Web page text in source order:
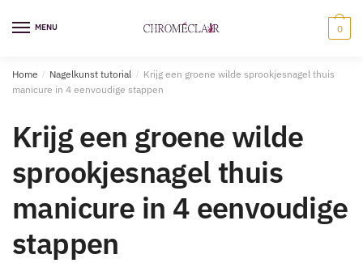
naar
naar
MENU 0
Home / Nagelkunst tutorial / Krijg een groene wilde sprookjesnagel thuis
manicure in 4 eenvoudige stappen
Krijg een groene wilde
sprookjesnagel thuis
manicure in 4 eenvoudige
stappen